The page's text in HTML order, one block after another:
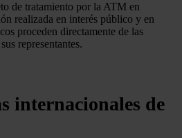
de tratamiento por la ATM en
realizada en interés público y en
proceden directamente de las
representantes.
internacionales de